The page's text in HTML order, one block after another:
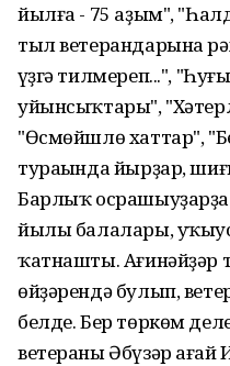
йылға - 75 аҙым",
тыл ветерандарына
һүҙгә тилмереп...",
уйынсыҡтары",
"Өсмөйшлө хаттар",
тураһында йырҙар,
Барлыҡ
йылы балалары,
ҡатнашты.
өйҙәрендә булып,
белде. Бер төркөм
ветераны Әбүзәр